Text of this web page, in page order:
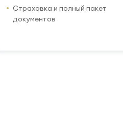
Страховка и полный пакет
документов